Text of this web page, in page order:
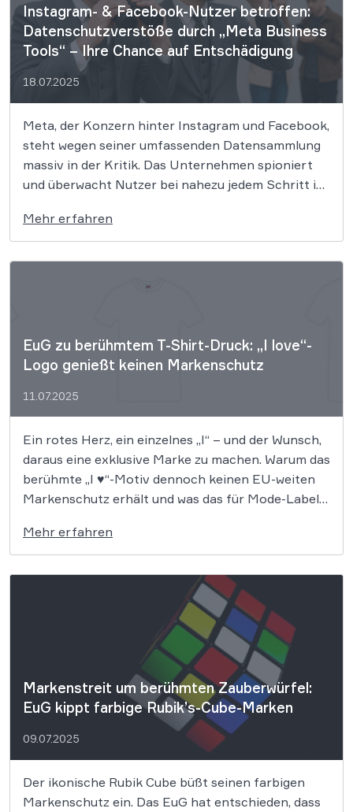
Instagram- & Facebook-Nutzer betroffen:
Datenschutzverstöße durch „Meta Business
Tools“ – Ihre Chance auf Entschädigung
18.07.2025
Meta, der Konzern hinter Instagram und Facebook,
steht wegen seiner umfassenden Datensammlung
massiv in der Kritik. Das Unternehmen spioniert
und überwacht Nutzer bei nahezu jedem Schritt im
werden gespeichert, analysiert und zu
Werbezwecken an Dritte weitergereicht. Dies stellt
einen klaren Verstoß gegen […]
Mehr erfahren
EuG zu berühmtem T-Shirt-Druck: „I love“-
Logo genießt keinen Markenschutz
11.07.2025
Ein rotes Herz, ein einzelnes „I“ – und der Wunsch,
daraus eine exklusive Marke zu machen. Warum das
berühmte „I ♥“-Motiv dennoch keinen EU-weiten
Markenschutz erhält und was das für Mode-Labels
kennt die weltweit in Metropolen verkauften
weißen „I ♥“ T-Shirts mit dem roten […]
Mehr erfahren
Markenstreit um berühmten Zauberwürfel:
EuG kippt farbige Rubik’s-Cube-Marken
09.07.2025
Der ikonische Rubik Cube büßt seinen farbigen
Markenschutz ein. Das EuG hat entschieden, dass